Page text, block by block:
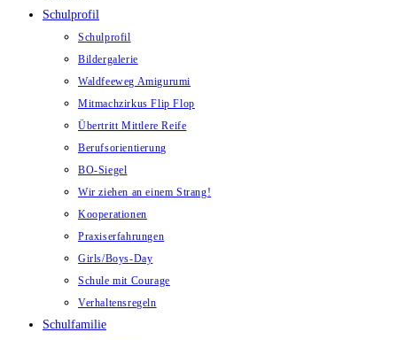
Schulprofil
Schulprofil
Bildergalerie
Waldfeeweg Amigurumi
Mitmachzirkus Flip Flop
Übertritt Mittlere Reife
Berufsorientierung
BO-Siegel
Wir ziehen an einem Strang!
Kooperationen
Praxiserfahrungen
Girls/Boys-Day
Schule mit Courage
Verhaltensregeln
Schulfamilie